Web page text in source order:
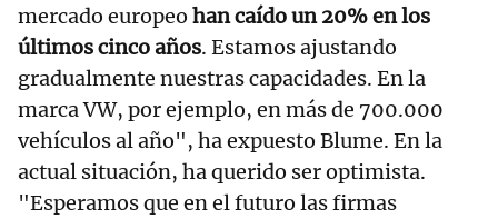
mercado europeo han caído un 20% en los
últimos cinco años. Estamos ajustando
gradualmente nuestras capacidades. En la
marca VW, por ejemplo, en más de 700.000
vehículos al año", ha expuesto Blume. En la
actual situación, ha querido ser optimista.
"Esperamos que en el futuro las firmas